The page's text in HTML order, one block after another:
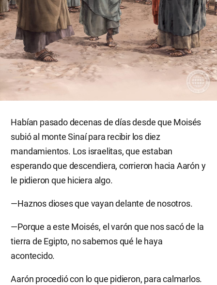
Habían pasado decenas de días desde que Moisés
subió al monte Sinaí para recibir los diez
mandamientos. Los israelitas, que estaban
esperando que descendiera, corrieron hacia Aarón y
le pidieron que hiciera algo.
—Haznos dioses que vayan delante de nosotros.
—Porque a este Moisés, el varón que nos sacó de la
tierra de Egipto, no sabemos qué le haya
acontecido.
Aarón procedió con lo que pidieron, para calmarlos.